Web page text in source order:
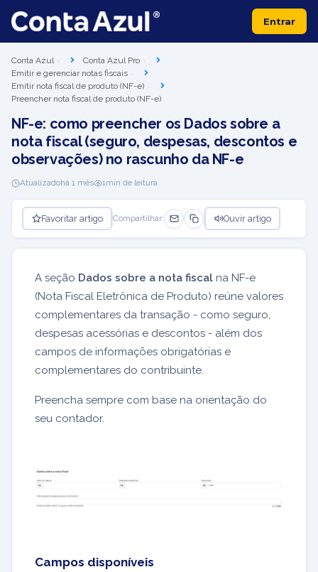
Entrar
Conta Azul
Conta Azul Pro
Emitir e gerenciar notas fiscais
Emitir nota fiscal de produto (NF-e)
Preencher nota fiscal de produto (NF-e)
NF-e: como preencher os Dados sobre a
nota fiscal (seguro, despesas, descontos e
observações) no rascunho da NF-e
Atualizadohá 1 mês 1min de leitura
Favoritar artigo Compartilhar: Ouvir artigo
A seção Dados sobre a nota fiscal na NF-e
(Nota Fiscal Eletrônica de Produto) reúne valores
complementares da transação - como seguro,
despesas acessórias e descontos - além dos
campos de informações obrigatórias e
complementares do contribuinte.
Preencha sempre com base na orientação do
seu contador.
Campos disponíveis